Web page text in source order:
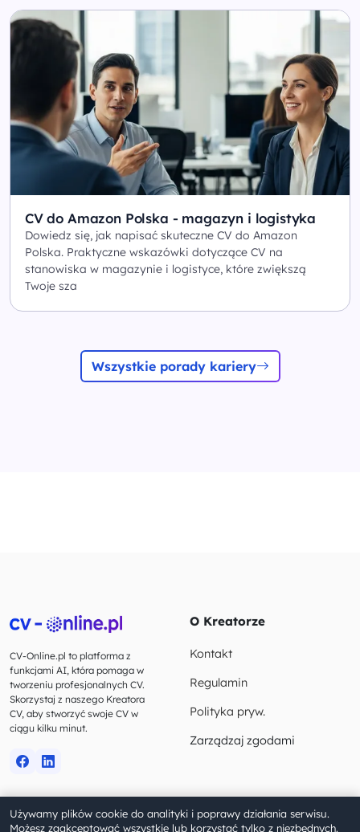
CV do Amazon Polska - magazyn i logistyka
Dowiedz się, jak napisać skuteczne CV do Amazon
Polska. Praktyczne wskazówki dotyczące CV na
stanowiska w magazynie i logistyce, które zwiększą
Twoje sza
Wszystkie porady kariery
CV-Online.pl to platforma z
funkcjami AI, która pomaga w
tworzeniu profesjonalnych CV.
Skorzystaj z naszego Kreatora
CV, aby stworzyć swoje CV w
ciągu kilku minut.
O Kreatorze
Kontakt
Regulamin
Polityka pryw.
Zarządzaj zgodami
© 2023-2026 CV-Online.pl. Wszelkie prawa zastrzeżone.
Używamy plików cookie do analityki i poprawy działania serwisu.
Możesz zaakceptować wszystkie lub korzystać tylko z niezbędnych.